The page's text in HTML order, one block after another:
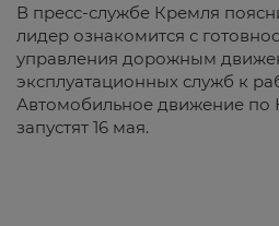
В пресс-службе Кремля
лидер ознакомится с
управления дорожным
эксплуатационных служб к
Автомобильное движение по
запустят 16 мая.